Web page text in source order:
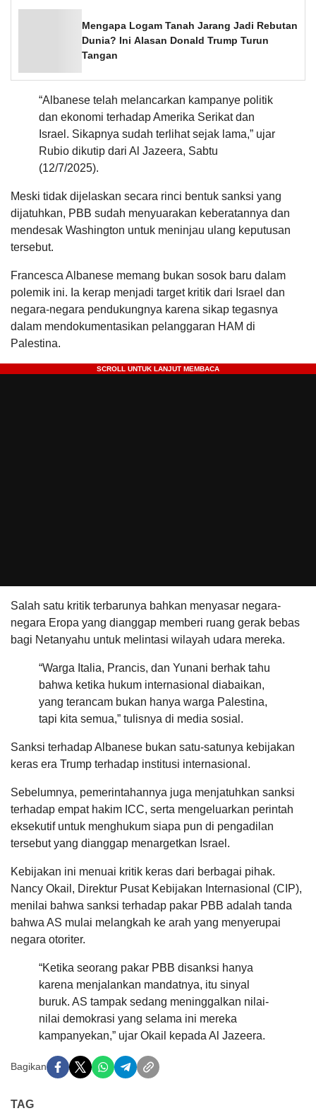
Mengapa Logam Tanah Jarang Jadi Rebutan
Dunia? Ini Alasan Donald Trump Turun
Tangan
“Albanese telah melancarkan kampanye politik
dan ekonomi terhadap Amerika Serikat dan
Israel. Sikapnya sudah terlihat sejak lama,” ujar
Rubio dikutip dari Al Jazeera, Sabtu
(12/7/2025).
Meski tidak dijelaskan secara rinci bentuk sanksi yang
dijatuhkan, PBB sudah menyuarakan keberatannya dan
mendesak Washington untuk meninjau ulang keputusan
tersebut.
Francesca Albanese memang bukan sosok baru dalam
polemik ini. Ia kerap menjadi target kritik dari Israel dan
negara-negara pendukungnya karena sikap tegasnya
dalam mendokumentasikan pelanggaran HAM di
Palestina.
Salah satu kritik terbarunya bahkan menyasar negara-
negara Eropa yang dianggap memberi ruang gerak bebas
bagi Netanyahu untuk melintasi wilayah udara mereka.
“Warga Italia, Prancis, dan Yunani berhak tahu
bahwa ketika hukum internasional diabaikan,
yang terancam bukan hanya warga Palestina,
tapi kita semua,” tulisnya di media sosial.
Sanksi terhadap Albanese bukan satu-satunya kebijakan
keras era Trump terhadap institusi internasional.
Sebelumnya, pemerintahannya juga menjatuhkan sanksi
terhadap empat hakim ICC, serta mengeluarkan perintah
eksekutif untuk menghukum siapa pun di pengadilan
tersebut yang dianggap menargetkan Israel.
Kebijakan ini menuai kritik keras dari berbagai pihak.
Nancy Okail, Direktur Pusat Kebijakan Internasional (CIP),
menilai bahwa sanksi terhadap pakar PBB adalah tanda
bahwa AS mulai melangkah ke arah yang menyerupai
negara otoriter.
“Ketika seorang pakar PBB disanksi hanya
karena menjalankan mandatnya, itu sinyal
buruk. AS tampak sedang meninggalkan nilai-
nilai demokrasi yang selama ini mereka
kampanyekan,” ujar Okail kepada Al Jazeera.
Bagikan
TAG